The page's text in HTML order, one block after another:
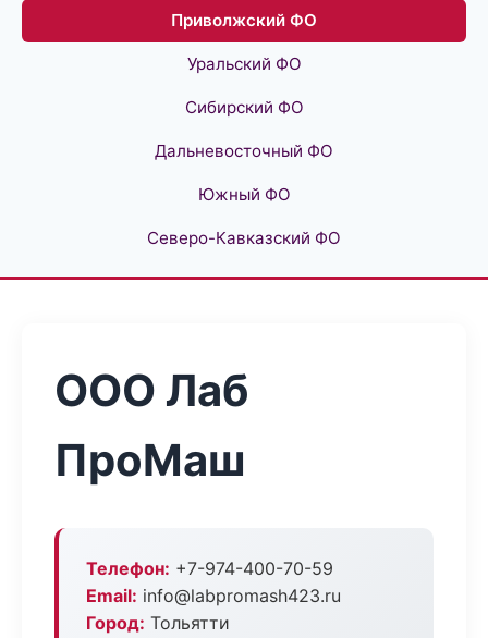
Приволжский ФО
Уральский ФО
Сибирский ФО
Дальневосточный ФО
Южный ФО
Северо-Кавказский ФО
ООО Лаб
ПроМаш
Телефон: +7-974-400-70-59
Email: info@labpromash423.ru
Город: Тольятти